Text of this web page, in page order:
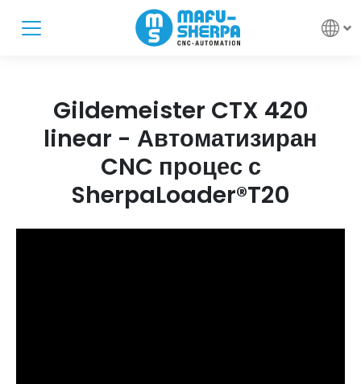
Gildemeister CTX 420
linear - Автоматизиран
CNC процес с
SherpaLoader®T20